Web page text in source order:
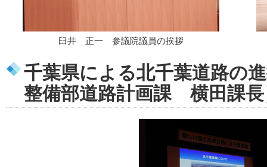
臼井 正一 参議院議員の挨拶
千葉県による北千葉道路の
整備部道路計画課 横田課